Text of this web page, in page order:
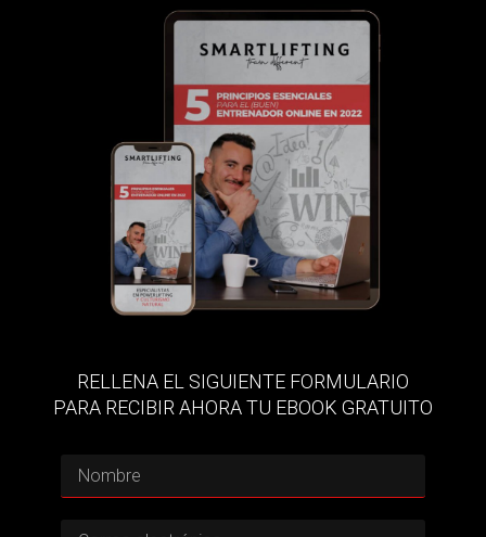
RELLENA EL SIGUIENTE FORMULARIO
PARA RECIBIR AHORA TU EBOOK GRATUITO